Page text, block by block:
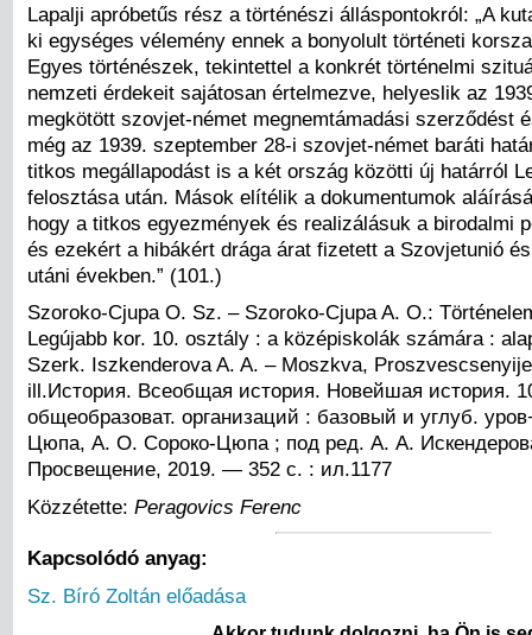
Lapalji apróbetűs rész a történészi álláspontokról: „A
ki egységes vélemény ennek a bonyolult történeti
Egyes történészek, tekintettel a konkrét történelmi
nemzeti érdekeit sajátosan értelmezve, helyeslik az
megkötött szovjet-német megnemtámadási szerződést
még az 1939. szeptember 28-i szovjet-német baráti
titkos megállapodást is a két ország közötti új határról
felosztása után. Mások elítélik a dokumentumok
hogy a titkos egyezmények és realizálásuk a birodalmi
és ezekért a hibákért drága árat fizetett a Szovjetunió
utáni években.” (101.)
Szoroko-Cjupa O. Sz. – Szoroko-Cjupa A. O.:
Legújabb kor. 10. osztály : a középiskolák számára :
Szerk. Iszkenderova A. A. – Moszkva,
ill.История. Всеобщая история. Новейшая история.
общеобразоват. организаций : базовый и углуб.
Цюпа, А. О. Сороко-Цюпа ; под ред. А. А.
Просвещение, 2019. — 352 с. : ил.1177
Közzétette: Peragovics Ferenc
Kapcsolódó anyag:
Sz. Bíró Zoltán előadása